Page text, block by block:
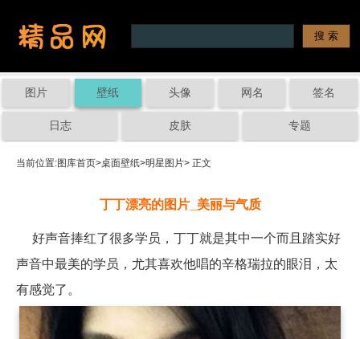
图片 壁纸 头像 网名 签名
日志 皮肤 专题
当前位置:图库首页>桌面壁纸>明星图片> 正文
丁丁漂亮的图片_美丽与气质
好声音捧红了很多学员，丁丁就是其中一个而且踏实好
声音中最美的学员，尤其喜欢他唱的辛格瑞拉的眼泪，太
有感觉了。